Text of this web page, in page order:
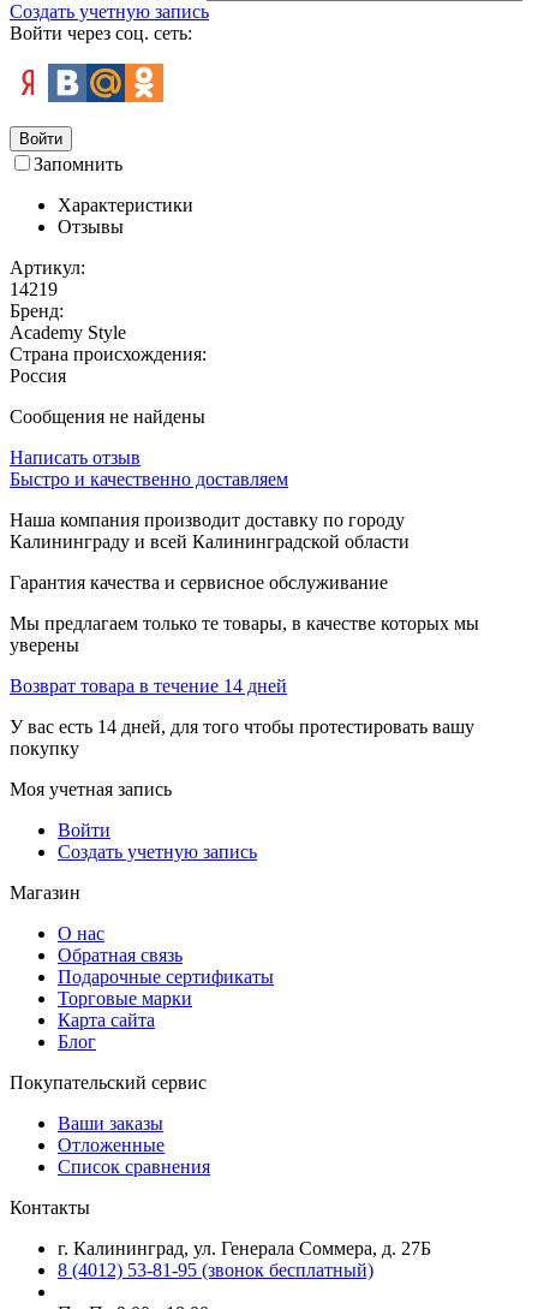
Создать учетную запись
Войти через соц. сеть:
Войти
Запомнить
Характеристики
Отзывы
Артикул:
14219
Бренд:
Academy Style
Страна происхождения:
Россия
Сообщения не найдены
Написать отзыв
Быстро и качественно доставляем
Наша компания производит доставку по городу
Калининграду и всей Калининградской области
Гарантия качества и сервисное обслуживание
Мы предлагаем только те товары, в качестве которых мы
уверены
Возврат товара в течение 14 дней
У вас есть 14 дней, для того чтобы протестировать вашу
покупку
Моя учетная запись
Войти
Создать учетную запись
Магазин
О нас
Обратная связь
Подарочные сертификаты
Торговые марки
Карта сайта
Блог
Покупательский сервис
Ваши заказы
Отложенные
Список сравнения
Контакты
г. Калининград, ул. Генерала Соммера, д. 27Б
8 (4012) 53-81-95 (звонок бесплатный)